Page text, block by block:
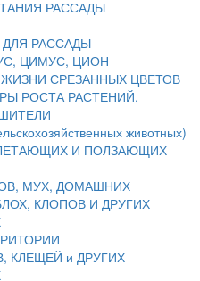
РАССАДЫ
РАССАДЫ
ЦИМУС, ЦИОН
СРЕЗАННЫХ ЦВЕТОВ
РОСТА РАСТЕНИЙ,
животных)
И ПОЛЗАЮЩИХ
МУХ, ДОМАШНИХ
КЛОПОВ И ДРУГИХ
КЛЕЩЕЙ и ДРУГИХ